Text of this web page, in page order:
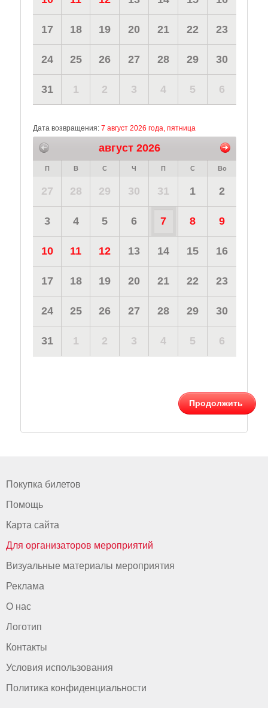
17 18 19 20 21 22 23
24 25 26 27 28 29 30
31 1 2 3 4 5 6
Дата возвращения: 7 август 2026 года, пятница
август 2026
П В С Ч П С Во
27 28 29 30 31 1 2
3 4 5 6 7 8 9
10 11 12 13 14 15 16
17 18 19 20 21 22 23
24 25 26 27 28 29 30
31 1 2 3 4 5 6
Продолжить
Покупка билетов
Помощь
Карта сайта
Для организаторов мероприятий
Визуальные материалы мероприятия
Реклама
О нас
Логотип
Контакты
Условия использования
Политика конфиденциальности